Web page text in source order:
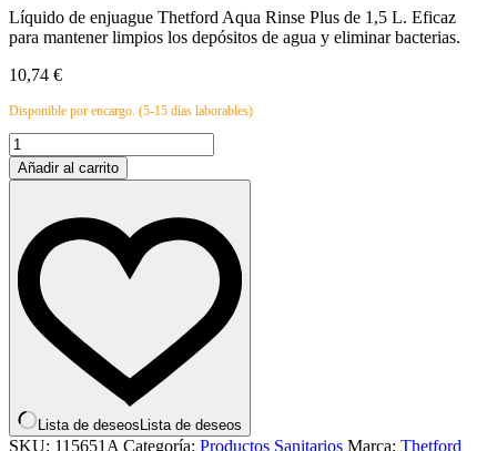
Líquido de enjuague Thetford Aqua Rinse Plus de 1,5 L. Eficaz
para mantener limpios los depósitos de agua y eliminar bacterias.
10,74 €
Disponible por encargo. (5-15 días laborables)
Thetford
Aqua
Rinse
Botella
1,5
ENG-
POR-
Añadir al carrito
Lista de deseos Lista de deseos
SKU: 115651A Categoría: Productos Sanitarios Marca: Thetford